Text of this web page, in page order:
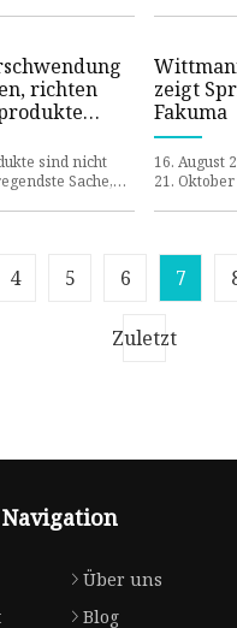
richten
als
sind nicht
Sache,
zeigt
Fakuma
16. August
21.
4 5 6 7
Zuletzt
Über uns
Blog